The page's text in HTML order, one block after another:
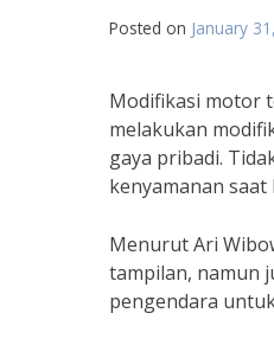
Posted on January
Modifikasi motor
melakukan
gaya pribadi.
kenyamanan saat
Menurut Ari
tampilan, namun
pengendara